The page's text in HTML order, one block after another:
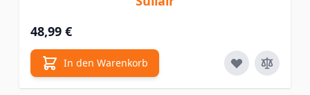
48,99 €
In den Warenkorb